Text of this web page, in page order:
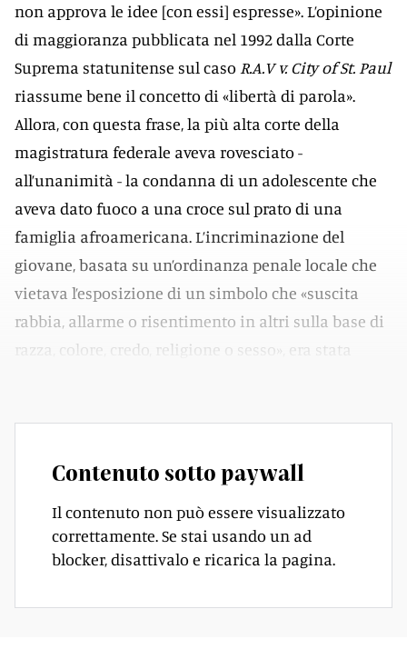
non approva le idee [con essi] espresse». L’opinione
di maggioranza pubblicata nel 1992 dalla Corte
Suprema statunitense sul caso R.A.V v. City of St. Paul
riassume bene il concetto di «libertà di parola».
Allora, con questa frase, la più alta corte della
magistratura federale aveva rovesciato -
all’unanimità - la condanna di un adolescente che
aveva dato fuoco a una croce sul prato di una
famiglia afroamericana. L’incriminazione del
giovane, basata su un’ordinanza penale locale che
vietava l’esposizione di un simbolo che «suscita
rabbia, allarme o risentimento in altri sulla base di
razza, colore, credo, religione o sesso», era stata
Contenuto sotto paywall
Il contenuto non può essere visualizzato
correttamente. Se stai usando un ad
blocker, disattivalo e ricarica la pagina.